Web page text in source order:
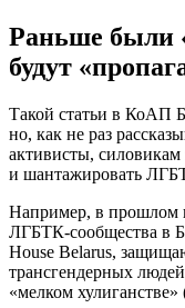
Раньше были
будут
Такой статьи в КоАП
но, как не раз
активисты, силовикам
и шантажировать
Например, в прошлом
ЛГБТК-сообщества в
House Belarus,
трансгендерных
«мелком